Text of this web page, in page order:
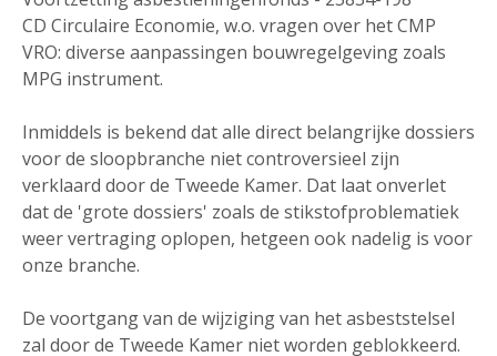
CD Circulaire Economie, w.o. vragen over het CMP
VRO: diverse aanpassingen bouwregelgeving zoals
MPG instrument.
Inmiddels is bekend dat alle direct belangrijke dossiers
voor de sloopbranche niet controversieel zijn
verklaard door de Tweede Kamer. Dat laat onverlet
dat de 'grote dossiers' zoals de stikstofproblematiek
weer vertraging oplopen, hetgeen ook nadelig is voor
onze branche.
De voortgang van de wijziging van het asbeststelsel
zal door de Tweede Kamer niet worden geblokkeerd.